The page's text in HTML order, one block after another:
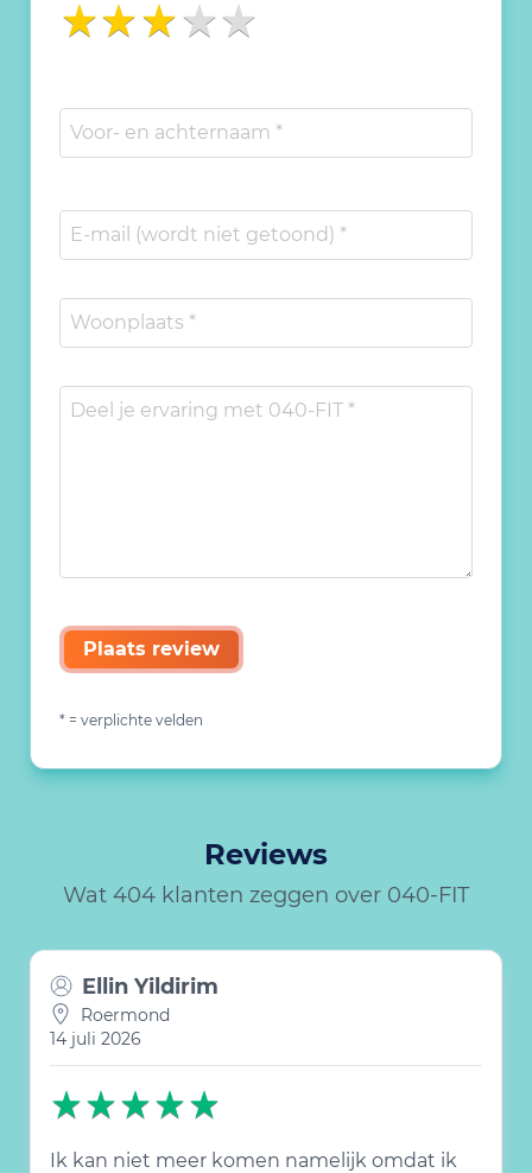
Plaats review
* = verplichte velden
Reviews
Wat 404 klanten zeggen over 040-FIT
Ellin Yildirim
Roermond
14 juli 2026
Ik kan niet meer komen namelijk omdat ik